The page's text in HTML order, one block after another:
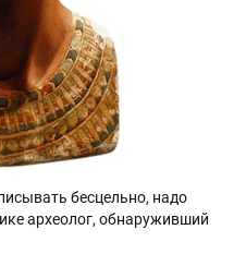
бесцельно, надо
археолог, обнаруживший